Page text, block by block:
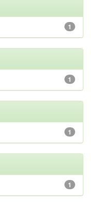
1
1
1
1